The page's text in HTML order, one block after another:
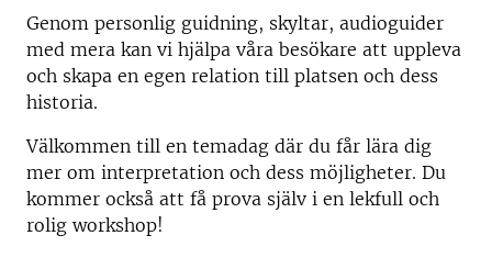
Genom personlig guidning, skyltar, audioguider
med mera kan vi hjälpa våra besökare att uppleva
och skapa en egen relation till platsen och dess
historia.
Välkommen till en temadag där du får lära dig
mer om interpretation och dess möjligheter. Du
kommer också att få prova själv i en lekfull och
rolig workshop!